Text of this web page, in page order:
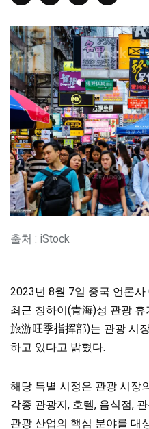
출처 : iStock
2023년 8월 7일 중국 언론사
최근 칭하이(青海)성 관광
旅游旺季指挥部)는 관광 시
하고 있다고 밝혔다.
해당 특별 시정은 관광 시장
각종 관광지, 호텔, 음식점,
관광 산업의 핵심 분야를 대